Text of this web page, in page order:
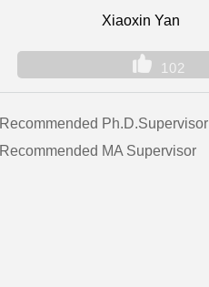
Xiaoxin Yan
102
Recommended Ph.D.Supervisor
Recommended MA Supervisor